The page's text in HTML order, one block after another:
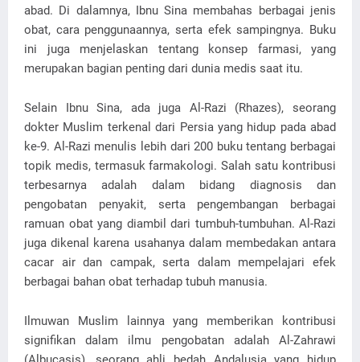
abad. Di dalamnya, Ibnu Sina membahas berbagai jenis
obat, cara penggunaannya, serta efek sampingnya. Buku
ini juga menjelaskan tentang konsep farmasi, yang
merupakan bagian penting dari dunia medis saat itu.
Selain Ibnu Sina, ada juga Al-Razi (Rhazes), seorang
dokter Muslim terkenal dari Persia yang hidup pada abad
ke-9. Al-Razi menulis lebih dari 200 buku tentang berbagai
topik medis, termasuk farmakologi. Salah satu kontribusi
terbesarnya adalah dalam bidang diagnosis dan
pengobatan penyakit, serta pengembangan berbagai
ramuan obat yang diambil dari tumbuh-tumbuhan. Al-Razi
juga dikenal karena usahanya dalam membedakan antara
cacar air dan campak, serta dalam mempelajari efek
berbagai bahan obat terhadap tubuh manusia.
Ilmuwan Muslim lainnya yang memberikan kontribusi
signifikan dalam ilmu pengobatan adalah Al-Zahrawi